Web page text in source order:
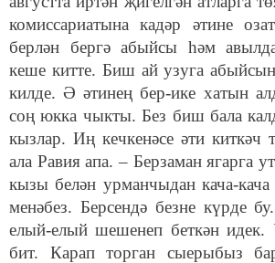
комиссариатына кадәр әтине
берлән бергә абыйсы һәм
кеше китте. Биш ай узуга
килде. Ә әтинең бер-ике хатын
соң юкка чыкты. Без биш бала
кызлар. Иң кечкенәсе әти киткәч
ала Равия апа. – Берзаман ягарга
кызы белән урманчыдан кача-кача
менәбез. Берсендә безне күрде
елый-елый шешенеп беткән идек.
бит. Карап торган сыерыбыз